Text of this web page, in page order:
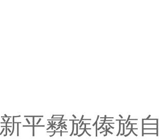
新平彝族傣族